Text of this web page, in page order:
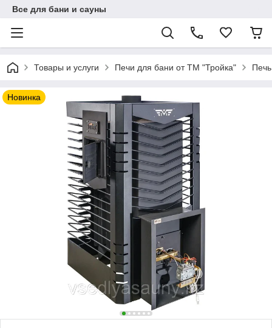
Все для бани и сауны
Товары и услуги Печи для бани от ТМ "Тройка"
Новинка